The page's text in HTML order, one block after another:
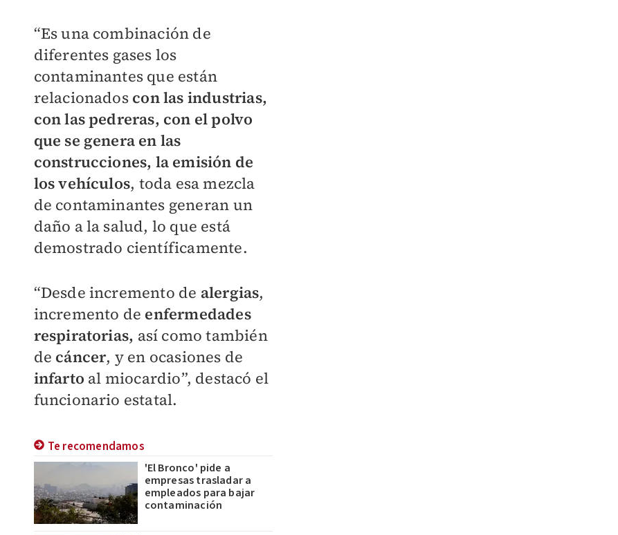
“Es una combinación de
diferentes gases los
contaminantes que están
relacionados con las industrias,
con las pedreras, con el polvo
que se genera en las
construcciones, la emisión de
los vehículos, toda esa mezcla
de contaminantes generan un
daño a la salud, lo que está
demostrado científicamente.
“Desde incremento de alergias,
incremento de enfermedades
respiratorias, así como también
de cáncer, y en ocasiones de
infarto al miocardio”, destacó el
funcionario estatal.
Te recomendamos
'El Bronco' pide a
empresas trasladar a
empleados para bajar
contaminación